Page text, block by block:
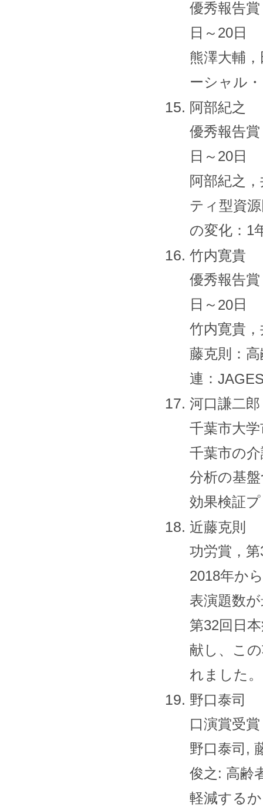
優秀報告
日～20日
熊澤大輔
ーシャル
阿部紀之
優秀報告
日～20日
阿部紀之
ティ型資
の変化：1
竹内寛貴
優秀報告
日～ 20日
竹内寛貴
藤克則：
連：
河口謙二郎
千葉市大
千葉市の
分析の基
効果検証
近藤克則
功労賞，
2018年か
表演題数
第32回日
献し、こ
れました。
野口泰司
口演賞受
野口泰司,
俊之: 高齢
軽減する